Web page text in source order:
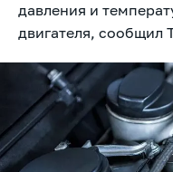
давления и
двигателя, сообщил